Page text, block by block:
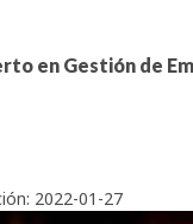
en Gestión de
2022-01-27